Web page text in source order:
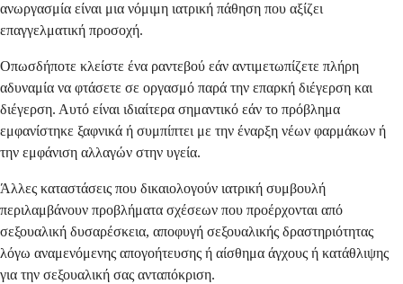
ανωργασμία είναι μια νόμιμη ιατρική πάθηση που αξίζει
επαγγελματική προσοχή.
Οπωσδήποτε κλείστε ένα ραντεβού εάν αντιμετωπίζετε πλήρη
αδυναμία να φτάσετε σε οργασμό παρά την επαρκή διέγερση και
διέγερση. Αυτό είναι ιδιαίτερα σημαντικό εάν το πρόβλημα
εμφανίστηκε ξαφνικά ή συμπίπτει με την έναρξη νέων φαρμάκων ή
την εμφάνιση αλλαγών στην υγεία.
Άλλες καταστάσεις που δικαιολογούν ιατρική συμβουλή
περιλαμβάνουν προβλήματα σχέσεων που προέρχονται από
σεξουαλική δυσαρέσκεια, αποφυγή σεξουαλικής δραστηριότητας
λόγω αναμενόμενης απογοήτευσης ή αίσθημα άγχους ή κατάθλιψης
για την σεξουαλική σας ανταπόκριση.